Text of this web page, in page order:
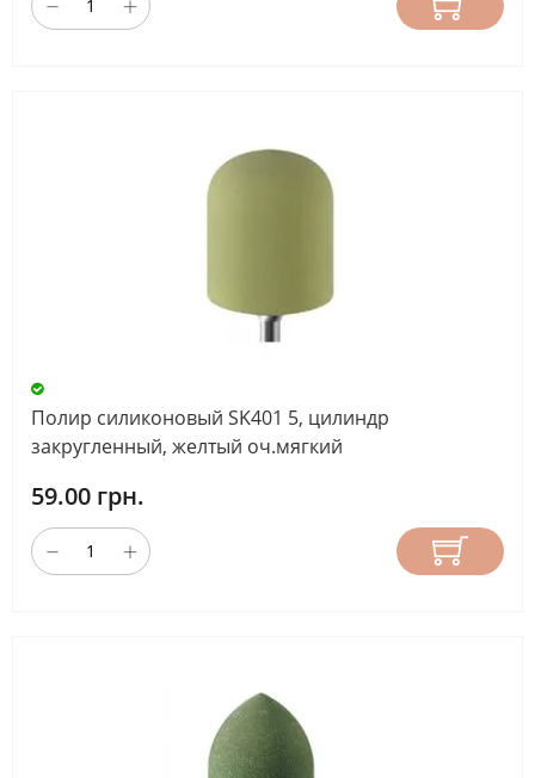
Полир силиконовый SK401 5, цилиндр
закругленный, желтый оч.мягкий
59.00 грн.